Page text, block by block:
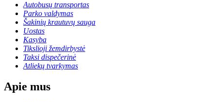
Autobusų transportas
Parko valdymas
Šakinių krautuvų sauga
Uostas
Kasyba
Tikslioji žemdirbystė
Taksi dispečerinė
Atliekų tvarkymas
Apie mus